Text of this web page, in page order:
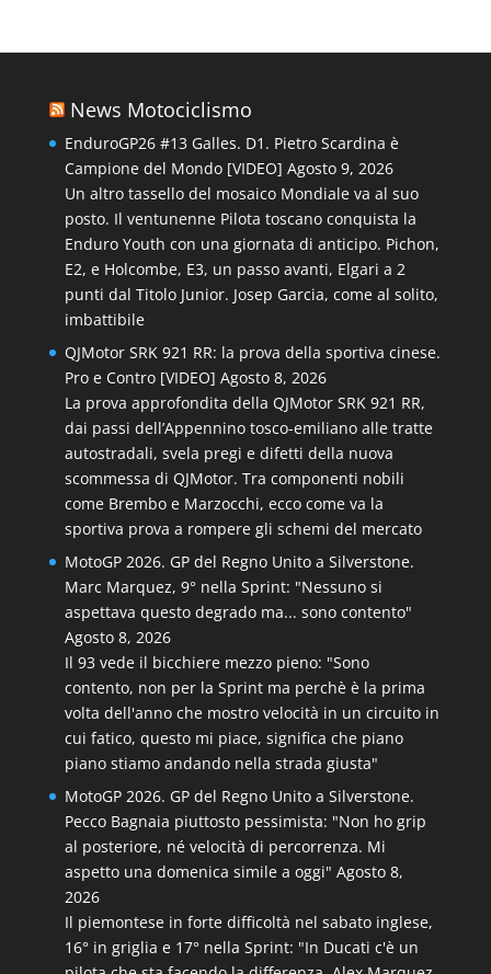
News Motociclismo
EnduroGP26 #13 Galles. D1. Pietro Scardina è
Campione del Mondo [VIDEO] Agosto 9, 2026
Un altro tassello del mosaico Mondiale va al suo
posto. Il ventunenne Pilota toscano conquista la
Enduro Youth con una giornata di anticipo. Pichon,
E2, e Holcombe, E3, un passo avanti, Elgari a 2
punti dal Titolo Junior. Josep Garcia, come al solito,
imbattibile
QJMotor SRK 921 RR: la prova della sportiva cinese.
Pro e Contro [VIDEO] Agosto 8, 2026
La prova approfondita della QJMotor SRK 921 RR,
dai passi dell’Appennino tosco-emiliano alle tratte
autostradali, svela pregi e difetti della nuova
scommessa di QJMotor. Tra componenti nobili
come Brembo e Marzocchi, ecco come va la
sportiva prova a rompere gli schemi del mercato
MotoGP 2026. GP del Regno Unito a Silverstone.
Marc Marquez, 9° nella Sprint: "Nessuno si
aspettava questo degrado ma... sono contento"
Agosto 8, 2026
Il 93 vede il bicchiere mezzo pieno: "Sono
contento, non per la Sprint ma perchè è la prima
volta dell'anno che mostro velocità in un circuito in
cui fatico, questo mi piace, significa che piano
piano stiamo andando nella strada giusta"
MotoGP 2026. GP del Regno Unito a Silverstone.
Pecco Bagnaia piuttosto pessimista: "Non ho grip
al posteriore, né velocità di percorrenza. Mi
aspetto una domenica simile a oggi" Agosto 8,
2026
Il piemontese in forte difficoltà nel sabato inglese,
16° in griglia e 17° nella Sprint: "In Ducati c'è un